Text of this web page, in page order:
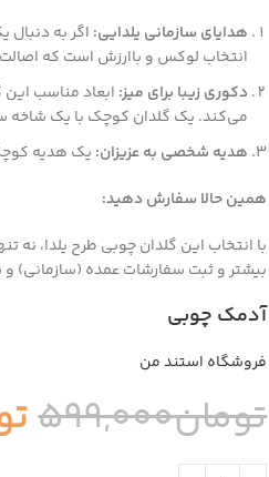
هدایای سازمانی یلدایی: اگر به
انتخاب لوکس و باارزش است که
دکوری زیبا برای میز: ابعاد مناسب این
می‌کند. یک گلدان کوچک با یک شاخه
هدیه شخصی به عزیزان: یک هدیه
همین حالا سفارش دهید:
با انتخاب این گلدان چوبی طرح یلدا،
بیشتر و ثبت سفارشات عمده (سازمانی)
آدمک چوبی
فروشگاه استند من
تومان599,000